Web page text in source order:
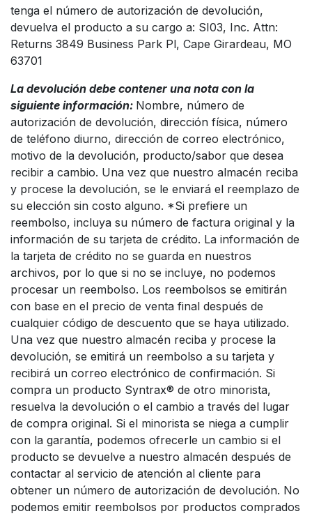
tenga el número de autorización de devolución,
devuelva el producto a su cargo a: SI03, Inc. Attn:
Returns 3849 Business Park Pl, Cape Girardeau, MO
63701
La devolución debe contener una nota con la
siguiente información: Nombre, número de
autorización de devolución, dirección física, número
de teléfono diurno, dirección de correo electrónico,
motivo de la devolución, producto/sabor que desea
recibir a cambio. Una vez que nuestro almacén reciba
y procese la devolución, se le enviará el reemplazo de
su elección sin costo alguno. *Si prefiere un
reembolso, incluya su número de factura original y la
información de su tarjeta de crédito. La información de
la tarjeta de crédito no se guarda en nuestros
archivos, por lo que si no se incluye, no podemos
procesar un reembolso. Los reembolsos se emitirán
con base en el precio de venta final después de
cualquier código de descuento que se haya utilizado.
Una vez que nuestro almacén reciba y procese la
devolución, se emitirá un reembolso a su tarjeta y
recibirá un correo electrónico de confirmación. Si
compra un producto Syntrax® de otro minorista,
resuelva la devolución o el cambio a través del lugar
de compra original. Si el minorista se niega a cumplir
con la garantía, podemos ofrecerle un cambio si el
producto se devuelve a nuestro almacén después de
contactar al servicio de atención al cliente para
obtener un número de autorización de devolución. No
podemos emitir reembolsos por productos comprados